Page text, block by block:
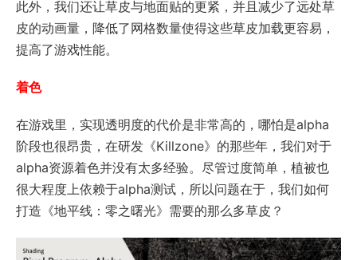
此外，我们还让草皮与地面贴的更紧，并且减少了远处草
皮的动画量，降低了网格数量使得这些草皮加载更容易，
提高了游戏性能。
着色
在游戏里，实现透明度的代价是非常高的，哪怕是alpha
阶段也很昂贵，在研发《Killzone》的那些年，我们对于
alpha资源着色并没有太多经验。尽管过度简单，植被也
很大程度上依赖于alpha测试，所以问题在于，我们如何
打造《地平线：零之曙光》需要的那么多草皮？